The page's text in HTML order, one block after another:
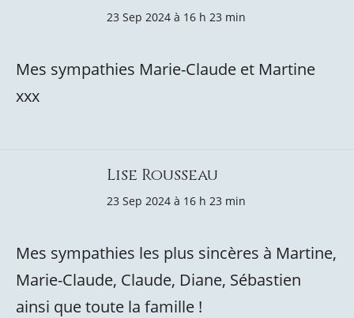
23 Sep 2024 à 16 h 23 min
Mes sympathies Marie-Claude et Martine
xxx
Lise Rousseau
23 Sep 2024 à 16 h 23 min
Mes sympathies les plus sincères à Martine,
Marie-Claude, Claude, Diane, Sébastien
ainsi que toute la famille !